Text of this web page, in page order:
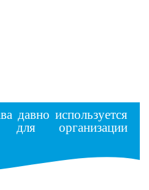
давно используется
организации